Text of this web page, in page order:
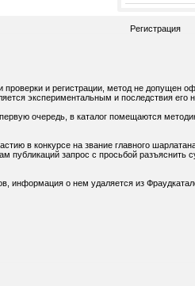
Регистрация
и регистрации, метод не допущен
экспериментальным и последствия его
очередь, в каталог помещаются
в конкурсе на звание главного
публикаций запрос с просьбой разъяснить
информация о нем удаляется из